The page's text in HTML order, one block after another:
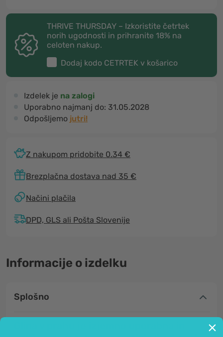
THRIVE THURSDAY – Izkoristite četrtek
norih ugodnosti in prihranite 18% na
celoten nakup.
Dodaj kodo CETRTEK v košarico
Izdelek je na zalogi
Uporabno najmanj do: 31.05.2028
Odpošljemo jutri!
Z nakupom pridobite 0.34 €
Brezplačna dostava nad 35 €
Načini plačila
DPD, GLS ali Pošta Slovenije
Informacije o izdelku
Splošno